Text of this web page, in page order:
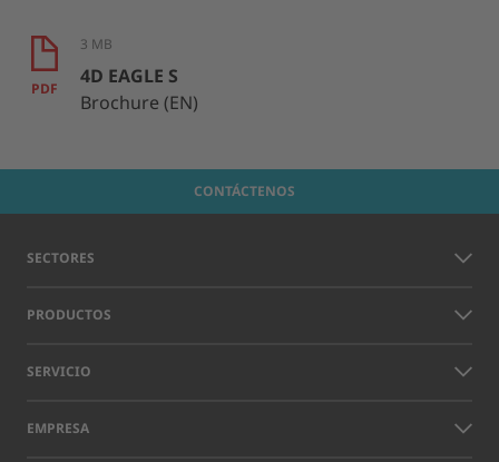
PDF
3 MB
4D EAGLE S
Brochure (EN)
CONTÁCTENOS
SECTORES
PRODUCTOS
SERVICIO
EMPRESA